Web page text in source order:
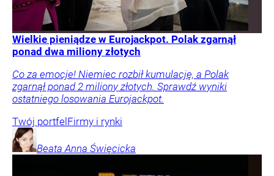
Wielkie pieniądze w Eurojackpot. Polak zgarnął
ponad dwa miliony złotych
Co za emocje! Niemiec rozbił kumulację, a Polak
zgarnął ponad 2 miliony złotych. Sprawdź wyniki
ostatniego losowania Eurojackpot.
Twój portfelFirmy i rynki
Beata Anna Święcicka